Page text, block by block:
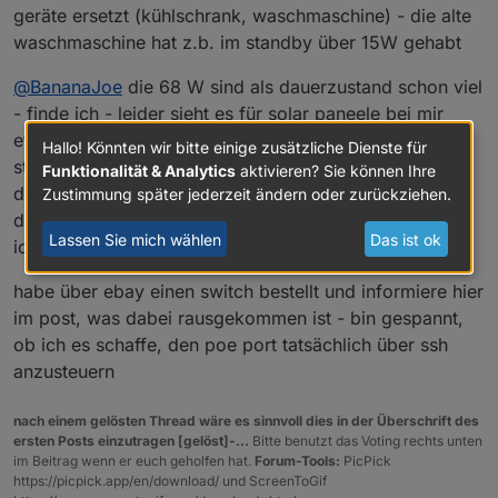
geräte ersetzt (kühlschrank, waschmaschine) - die alte
waschmaschine hat z.b. im standby über 15W gehabt
@BananaJoe die 68 W sind als dauerzustand schon viel
- finde ich - leider sieht es für solar paneele bei mir
etwas schlecht aus - abgesehen von schlechten
standort, ist da auch noch ein untermieter, der ja (so
denke ich) irgendwie abgetrennt werden müßte, was
die kosten dafür wieder erhöhen würde und zusätzlich:
ich habe leider keine ahnung von diesen anlagen
habe über ebay einen switch bestellt und informiere hier
im post, was dabei rausgekommen ist - bin gespannt,
ob ich es schaffe, den poe port tatsächlich über ssh
anzusteuern
nach einem gelösten Thread wäre es sinnvoll dies in der Überschrift des
ersten Posts einzutragen [gelöst]-... Bitte benutzt das Voting rechts unten
im Beitrag wenn er euch geholfen hat. Forum-Tools: PicPick
https://picpick.app/en/download/ und ScreenToGif
Hallo! Könnten wir bitte einige zusätzliche Dienste für
Funktionalität & Analytics aktivieren? Sie können Ihre
Zustimmung später jederzeit ändern oder zurückziehen.
Lassen Sie mich wählen Das ist ok